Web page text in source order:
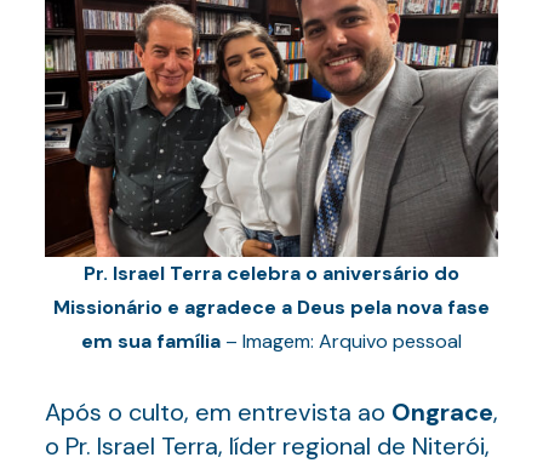
Pr. Israel Terra celebra o aniversário do
Missionário e agradece a Deus pela nova fase
em sua família– Imagem: Arquivo pessoal
Após o culto, em entrevista ao Ongrace,
o Pr. Israel Terra, líder regional de Niterói,